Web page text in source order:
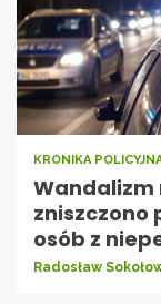
KRONIKA
Wandalizm
zniszczono
osób z
Radosław